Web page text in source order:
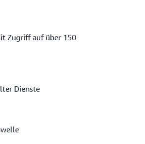
Zugriff auf über 150
Dienste